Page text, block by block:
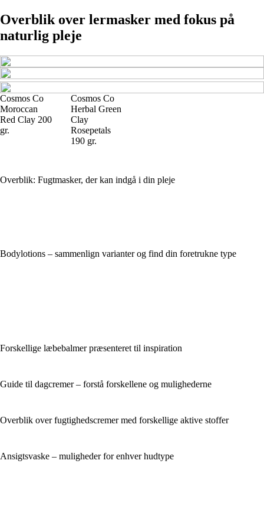
Overblik over lermasker med fokus på
naturlig pleje
Cosmos Co
Moroccan
Red Clay 200
gr.
Cosmos Co
Herbal Green
Clay
Rosepetals
190 gr.
Overblik: Fugtmasker, der kan indgå i din pleje
Bodylotions – sammenlign varianter og find din foretrukne type
Forskellige læbebalmer præsenteret til inspiration
Guide til dagcremer – forstå forskellene og mulighederne
Overblik over fugtighedscremer med forskellige aktive stoffer
Ansigtsvaske – muligheder for enhver hudtype